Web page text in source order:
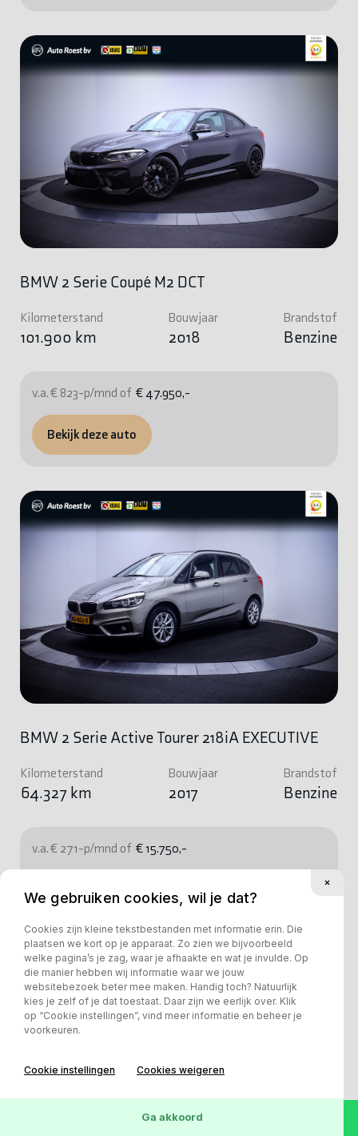
BMW 2 Serie Coupé M2 DCT
Kilometerstand
101.900 km
Bouwjaar
2018
Brandstof
Benzine
v.a. € 823-p/mnd of € 47.950,-
Bekijk deze auto
BMW 2 Serie Active Tourer 218iA EXECUTIVE
Kilometerstand
64.327 km
Bouwjaar
2017
Brandstof
Benzine
v.a. € 271-p/mnd of € 15.750,-
Bekijk deze auto
We gebruiken cookies, wil je dat?
Cookies zijn kleine tekstbestanden met informatie erin. Die
plaatsen we kort op je apparaat. Zo zien we bijvoorbeeld
welke pagina’s je zag, waar je afhaakte en wat je invulde. Op
die manier hebben wij informatie waar we jouw
websitebezoek beter mee maken. Handig toch? Natuurlijk
kies je zelf of je dat toestaat. Daar zijn we eerlijk over. Klik
op “Cookie instellingen”, vind meer informatie en beheer je
voorkeuren.
Cookie instellingen Cookies weigeren
Ga akkoord